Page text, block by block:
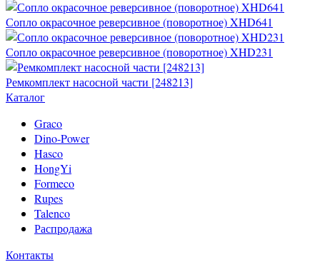
Сопло окрасочное реверсивное (поворотное) XHD641
Сопло окрасочное реверсивное (поворотное) XHD231
Ремкомплект насосной части [248213]
Каталог
Graco
Dino-Power
Hasco
HongYi
Formeco
Rupes
Talenco
Распродажа
Контакты